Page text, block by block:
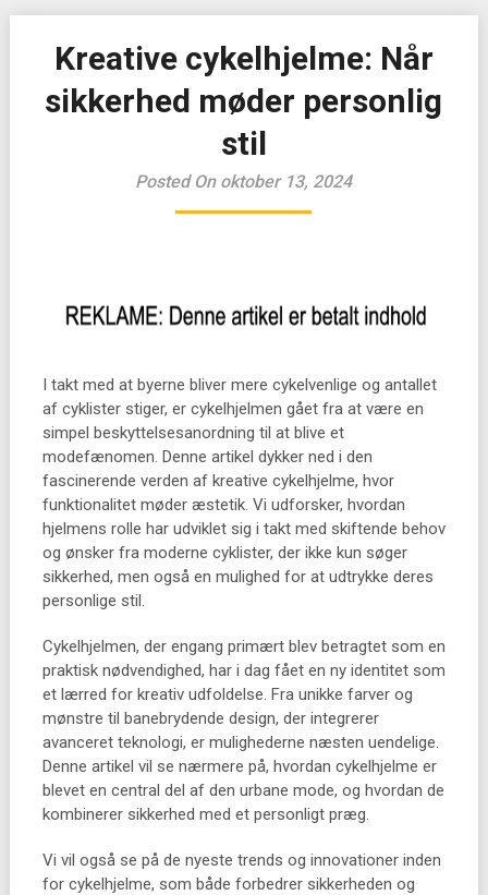
Kreative cykelhjelme: Når
sikkerhed møder personlig
stil
Posted On oktober 13, 2024
I takt med at byerne bliver mere cykelvenlige og antallet
af cyklister stiger, er cykelhjelmen gået fra at være en
simpel beskyttelsesanordning til at blive et
modefænomen. Denne artikel dykker ned i den
fascinerende verden af kreative cykelhjelme, hvor
funktionalitet møder æstetik. Vi udforsker, hvordan
hjelmens rolle har udviklet sig i takt med skiftende behov
og ønsker fra moderne cyklister, der ikke kun søger
sikkerhed, men også en mulighed for at udtrykke deres
personlige stil.
Cykelhjelmen, der engang primært blev betragtet som en
praktisk nødvendighed, har i dag fået en ny identitet som
et lærred for kreativ udfoldelse. Fra unikke farver og
mønstre til banebrydende design, der integrerer
avanceret teknologi, er mulighederne næsten uendelige.
Denne artikel vil se nærmere på, hvordan cykelhjelme er
blevet en central del af den urbane mode, og hvordan de
kombinerer sikkerhed med et personligt præg.
Vi vil også se på de nyeste trends og innovationer inden
for cykelhjelme, som både forbedrer sikkerheden og